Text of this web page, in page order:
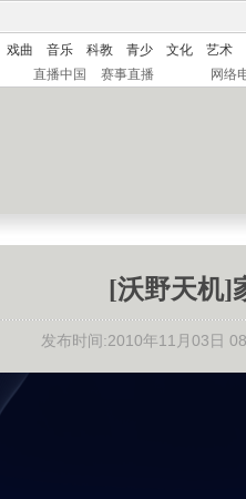
戏曲 音乐 科教 青少 文化
艺术
直播中国 赛事直播 网络
[沃野天机]
发布时间:2010年11月03日